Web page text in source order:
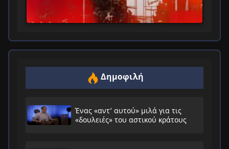
Δημοφιλή
Ένας «αντ’ αυτού» μιλά για τις
«δουλειές» του αστικού κράτους